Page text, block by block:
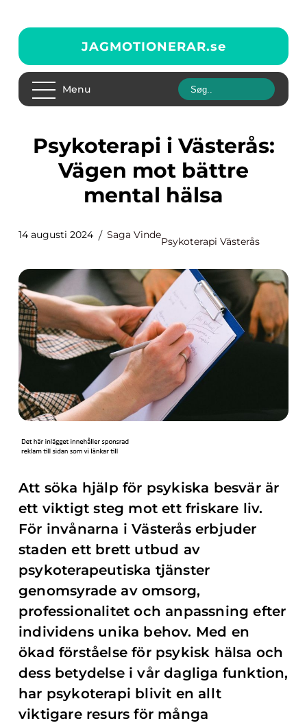
JAGMOTIONERAR.se
Menu
Psykoterapi i Västerås:
Vägen mot bättre
mental hälsa
14 augusti 2024 Saga Vinde
Psykoterapi Västerås
Att söka hjälp för psykiska besvär är
ett viktigt steg mot ett friskare liv.
För invånarna i Västerås erbjuder
staden ett brett utbud av
psykoterapeutiska tjänster
genomsyrade av omsorg,
professionalitet och anpassning efter
individens unika behov. Med en
ökad förståelse för psykisk hälsa och
dess betydelse i vår dagliga funktion,
har psykoterapi blivit en allt
viktigare resurs för många